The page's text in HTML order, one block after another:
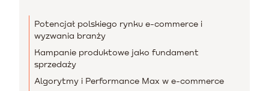
Potencjał polskiego rynku e-commerce i
wyzwania branży
Kampanie produktowe jako fundament
sprzedaży
Algorytmy i Performance Max w e-commerce